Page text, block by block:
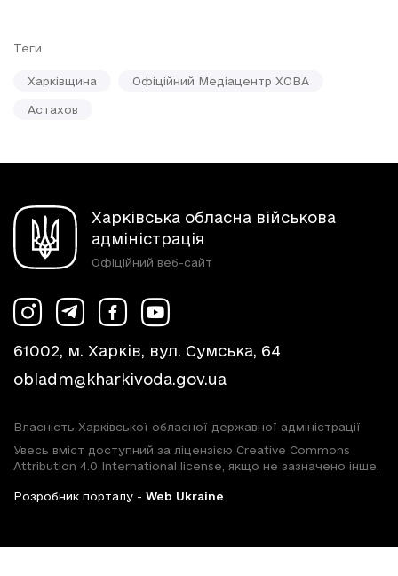
Теги
Харківщина Офіційний Медіацентр ХОВА
Астахов
Харківська обласна військова
адміністрація
Офіційний веб-сайт
61002, м. Харків, вул. Сумська, 64
obladm@kharkivoda.gov.ua
Власність Харківської обласної державної адміністрації
Увесь вміст доступний за ліцензією Creative Commons
Attribution 4.0 International license, якщо не зазначено інше.
Розробник порталу - Web Ukraine